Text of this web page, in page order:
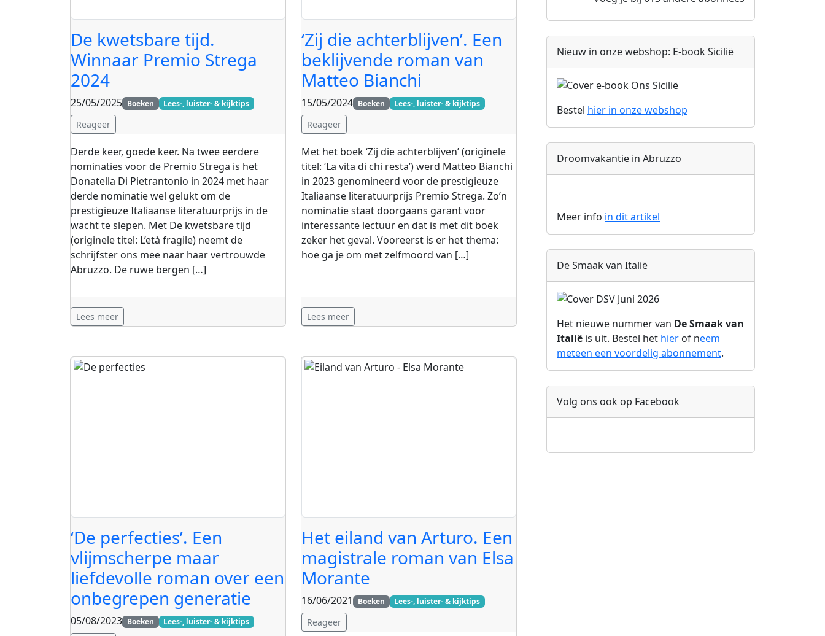
De kwetsbare tijd.
Winnaar Premio Strega
2024
25/05/2025 Boeken Lees-, luister- & kijktips
Reageer
Derde keer, goede keer. Na twee eerdere
nominaties voor de Premio Strega is het
Donatella Di Pietrantonio in 2024 met haar
derde nominatie wel gelukt om de
prestigieuze Italiaanse literatuurprijs in de
wacht te slepen. Met De kwetsbare tijd
(originele titel: L’età fragile) neemt de
schrijfster ons mee naar haar vertrouwde
Abruzzo. De ruwe bergen […]
Lees meer
‘Zij die achterblijven’. Een
beklijvende roman van
Matteo Bianchi
15/05/2024 Boeken Lees-, luister- & kijktips
Reageer
Met het boek ‘Zij die achterblijven’ (originele
titel: ‘La vita di chi resta’) werd Matteo Bianchi
in 2023 genomineerd voor de prestigieuze
Italiaanse literatuurprijs Premio Strega. Zo’n
nominatie staat doorgaans garant voor
interessante lectuur en dat is met dit boek
zeker het geval. Vooreerst is er het thema:
hoe ga je om met zelfmoord van […]
Lees meer
‘De perfecties’. Een
vlijmscherpe maar
liefdevolle roman over een
onbegrepen generatie
05/08/2023 Boeken Lees-, luister- & kijktips
Het eiland van Arturo. Een
magistrale roman van Elsa
Morante
16/06/2021 Boeken Lees-, luister- & kijktips
Reageer
Nieuw in onze webshop: E-book Sicilië
Bestel hier in onzewebshop
Droomvakantie in Abruzzo
Meer info in dit artikel
De Smaak van Italië
Het nieuwe nummer van De Smaak van
Italië is uit. Bestel het hier of neem
meteen een voordelig abonnement.
Volg ons ook op Facebook